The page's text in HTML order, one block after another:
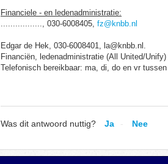
Financiele - en ledenadministratie:
................., 030-6008405, fz@knbb.nl
Edgar de Hek, 030-6008401, la@knbb.nl.
Financiën, ledenadministratie (All United/
Telefonisch bereikbaar: ma, di, do en vr
Was dit antwoord nuttig? Ja Nee